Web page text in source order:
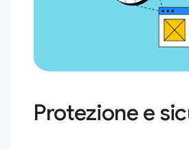
Protezione e